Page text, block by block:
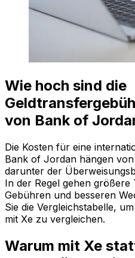
Wie hoch sind die
von Bank of
Die Kosten für eine
Bank of Jordan hängen
darunter der
In der Regel gehen
Gebühren und besseren
Sie die Vergleichstabelle,
mit Xe zu vergleichen.
Warum mit Xe